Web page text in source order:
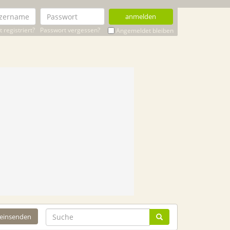
anmelden
registriert? Passwort vergessen? Angemeldet bleiben